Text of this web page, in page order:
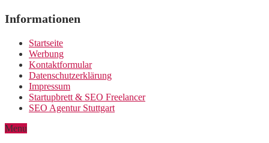
Informationen
Startseite
Werbung
Kontaktformular
Datenschutzerklärung
Impressum
Startupbrett & SEO Freelancer
SEO Agentur Stuttgart
Menu